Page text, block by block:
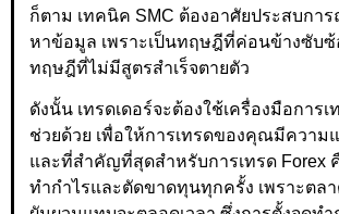
ก็ตาม เทคนิค SMC ต้องอาศัยประสบกา
หาข้อมูล เพราะเป็นทฤษฎีที่ค่อนข้างซับซ้
ทฤษฎีที่ไม่มีสูตรสำเร็จตายตัว
ดังนั้น เทรดเดอร์จะต้องใช้เครื่องมือการเ
ช่วยด้วย เพื่อให้การเทรดของคุณมีความ
และที่สำคัญที่สุดสำหรับการเทรด Forex
ทำกำไรและตัดขาดทุนทุกครั้ง เพราะตล